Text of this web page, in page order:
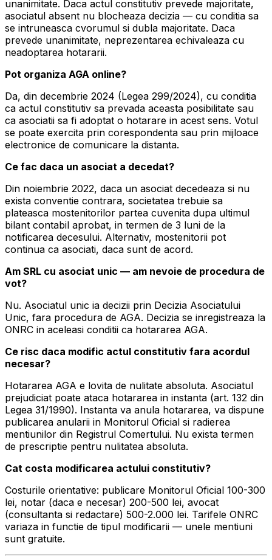
unanimitate. Daca actul constitutiv prevede majoritate,
asociatul absent nu blocheaza decizia — cu conditia sa
se intruneasca cvorumul si dubla majoritate. Daca
prevede unanimitate, neprezentarea echivaleaza cu
neadoptarea hotararii.
Pot organiza AGA online?
Da, din decembrie 2024 (Legea 299/2024), cu conditia
ca actul constitutiv sa prevada aceasta posibilitate sau
ca asociatii sa fi adoptat o hotarare in acest sens. Votul
se poate exercita prin corespondenta sau prin mijloace
electronice de comunicare la distanta.
Ce fac daca un asociat a decedat?
Din noiembrie 2022, daca un asociat decedeaza si nu
exista conventie contrara, societatea trebuie sa
plateasca mostenitorilor partea cuvenita dupa ultimul
bilant contabil aprobat, in termen de 3 luni de la
notificarea decesului. Alternativ, mostenitorii pot
continua ca asociati, daca sunt de acord.
Am SRL cu asociat unic — am nevoie de procedura de
vot?
Nu. Asociatul unic ia decizii prin Decizia Asociatului
Unic, fara procedura de AGA. Decizia se inregistreaza la
ONRC in aceleasi conditii ca hotararea AGA.
Ce risc daca modific actul constitutiv fara acordul
necesar?
Hotararea AGA e lovita de nulitate absoluta. Asociatul
prejudiciat poate ataca hotararea in instanta (art. 132 din
Legea 31/1990). Instanta va anula hotararea, va dispune
publicarea anularii in Monitorul Oficial si radierea
mentiunilor din Registrul Comertului. Nu exista termen
de prescriptie pentru nulitatea absoluta.
Cat costa modificarea actului constitutiv?
Costurile orientative: publicare Monitorul Oficial 100-300
lei, notar (daca e necesar) 200-500 lei, avocat
(consultanta si redactare) 500-2.000 lei. Tarifele ONRC
variaza in functie de tipul modificarii — unele mentiuni
sunt gratuite.